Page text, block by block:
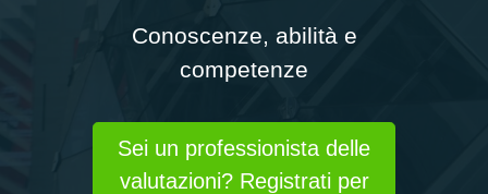
Conoscenze, abilità e
competenze
Sei un professionista delle
valutazioni? Registrati per